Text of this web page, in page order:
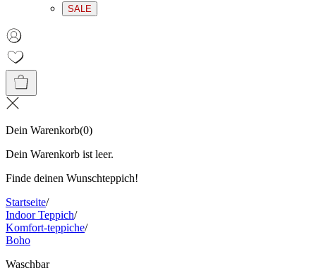
SALE
Dein Warenkorb(0)
Dein Warenkorb ist leer.
Finde deinen Wunschteppich!
Startseite/
Indoor Teppich/
Komfort-teppiche/
Boho
Waschbar